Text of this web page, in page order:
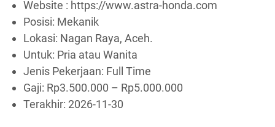
Website : https://www.astra-honda.com
Posisi: Mekanik
Lokasi: Nagan Raya, Aceh.
Untuk: Pria atau Wanita
Jenis Pekerjaan: Full Time
Gaji: Rp3.500.000 – Rp5.000.000
Terakhir: 2026-11-30